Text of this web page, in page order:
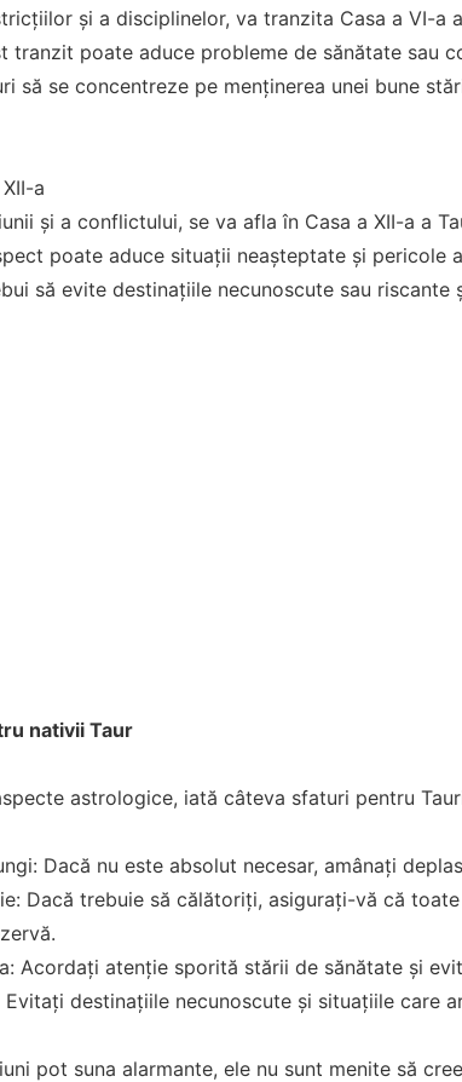
și a disciplinelor, va tranzita Casa a VI-a
tranzit poate aduce probleme de sănătate sau
să se concentreze pe menținerea unei bune
a
și a conflictului, se va afla în Casa a XII-a a
poate aduce situații neașteptate și pericole
să evite destinațiile necunoscute sau riscante
nativii Taur
astrologice, iată câteva sfaturi pentru
Dacă nu este absolut necesar, amânați
Dacă trebuie să călătoriți, asigurați-vă că
Acordați atenție sporită stării de sănătate și
Evitați destinațiile necunoscute și situațiile care
pot suna alarmante, ele nu sunt menite să